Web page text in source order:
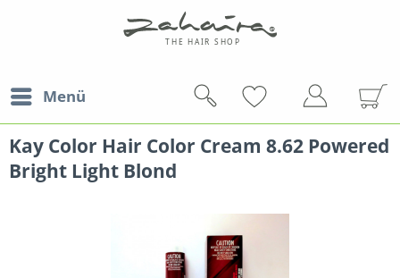
Menü
Kay Color Hair Color Cream 8.62 Powered
Bright Light Blond